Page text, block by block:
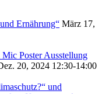
Ernährung“ März 17,
Poster Ausstellung
20, 2024 12:30-14:00
und